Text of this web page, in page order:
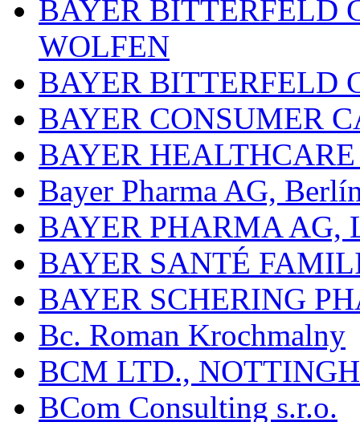
BAYER BITTERFELD
WOLFEN
BAYER BITTERFELD
BAYER CONSUMER
BAYER
Bayer Pharma AG,
BAYER PHARMA AG,
BAYER SANTÉ
BAYER SCHERING
Bc. Roman Krochmalny
BCM LTD.,
BCom Consulting s.r.o.